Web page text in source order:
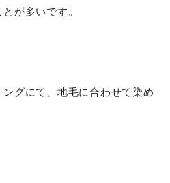
が多いです。
グにて、地毛に合わせて染め